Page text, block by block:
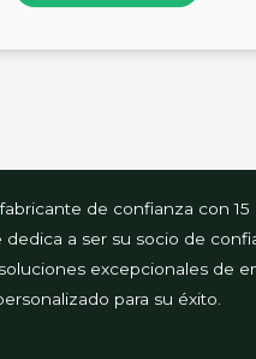
de confianza con 15
dedica a ser su socio de
excepcionales de
para su éxito.